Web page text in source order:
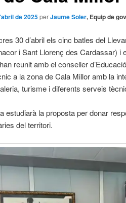
de 2025perJaume Soler, Equip de
30 d’abril els cinc batles del
i Sant Llorenç des Cardassar) i
reunit amb el conseller
a la zona de Cala Millor amb la
turisme i diferents serveis
estudiarà la proposta per donar
del territori.